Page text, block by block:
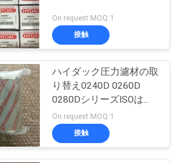
On request MOQ:1
接触
ハイダック圧力濾材の取
り替え0240D 0260D
0280DシリーズISOは承
認しました
On request MOQ:1
接触